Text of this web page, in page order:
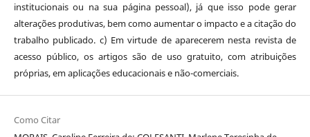
institucionais ou na sua página pessoal), já que isso pode gerar
alterações produtivas, bem como aumentar o impacto e a citação do
trabalho publicado. c) Em virtude de aparecerem nesta revista de
acesso público, os artigos são de uso gratuito, com atribuições
próprias, em aplicações educacionais e não-comerciais.
Como Citar